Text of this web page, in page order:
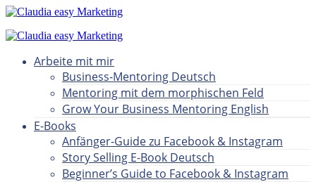
Arbeite mit mir
Business-Mentoring Deutsch
Mentoring mit dem morphischen Feld
Grow Your Business Mentoring English
E-Books
Anfänger-Guide zu Facebook & Instagram
Story Selling E-Book Deutsch
Beginner’s Guide to Facebook & Instagram